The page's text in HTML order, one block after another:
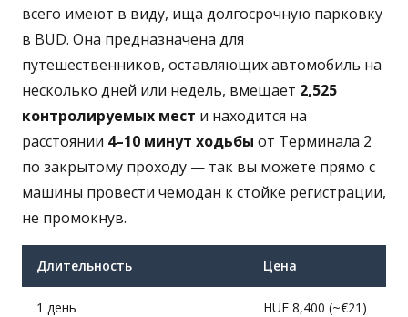
всего имеют в виду, ища долгосрочную парковку
в BUD. Она предназначена для
путешественников, оставляющих автомобиль на
несколько дней или недель, вмещает 2,525
контролируемых мест и находится на
расстоянии 4–10 минут ходьбы от Терминала 2
по закрытому проходу — так вы можете прямо с
машины провести чемодан к стойке регистрации,
не промокнув.
Длительность Цена
1 день HUF 8,400 (~€21)